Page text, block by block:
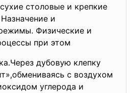
столовые и крепкие
и
Физические и
при этом
дубовую клепку
с воздухом
углерода и